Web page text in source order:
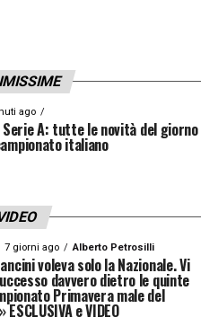
ago
A: tutte le novità del giorno
italiano
7 giorni ago Alberto Petrosilli
voleva solo la Nazionale. Vi
davvero dietro le quinte
Primavera male del
e VIDEO